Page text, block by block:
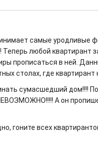
самые уродливые
Теперь любой квартирант
прописаться в ней.
столах, где квартирант
сумасшедший дом!!!!
А он
гоните всех